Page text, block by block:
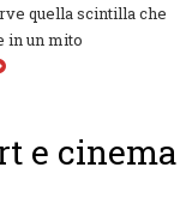
quella scintilla che
in un mito
e cinema